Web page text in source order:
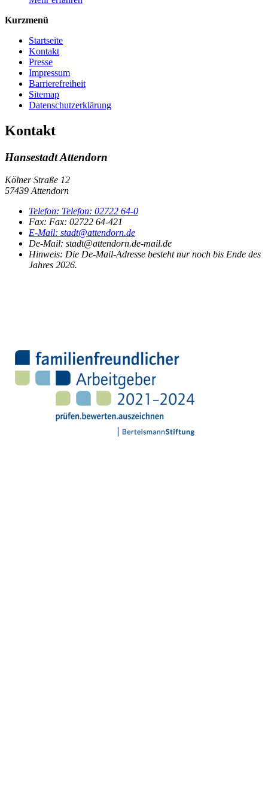
Kurzmenü
Startseite
Kontakt
Presse
Impressum
Barrierefreiheit
Sitemap
Datenschutzerklärung
Kontakt
Hansestadt Attendorn
Kölner Straße 12
57439 Attendorn
Telefon: Telefon: 02722 64-0
Fax: Fax: 02722 64-421
E-Mail: stadt@attendorn.de
De-Mail: stadt@attendorn.de-mail.de
Hinweis: Die De-Mail-Adresse besteht nur noch bis Ende des
Jahres 2026.